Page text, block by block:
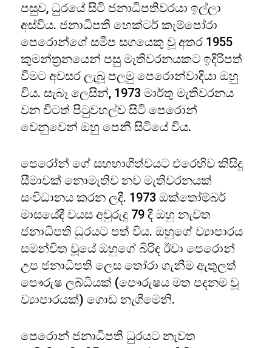
පසුව, ධුරයේ සිටි ජනාධිපතිවරයා ඉල්ලා
අස්විය. ජනාධිපති හෙක්ටර් කැම්පෝරා
පෙරොන්ගේ සමීප සගයෙකු වූ අතර 1955
කුමන්ත්‍රනයෙන් පසු මැතිවරනයකට ඉදිරිපත්
වීමට අවසර ලැබූ පලමු පෙරොන්වාදියා ඔහු
විය. සැබෑ ලෙසින්, 1973 මාර්තු මැතිවරනය
වන විටත් පිටුවහල්ව සිටි පෙරොන්
වෙනුවෙන් ඔහු පෙනී සිටියේ විය.
පෙරෝන් ගේ සහභාගීත්වයට එරෙහිව කිසිදු
සීමාවක් නොමැතිව නව මැතිවරනයක්
සංවිධානය කරන ලදී. 1973 ඔක්තෝම්බර්
මාසයේදී වයස අවුරුදු 79 දී ඔහු නැවත
ජනාධිපති ධුරයට පත් විය. ඔහුගේ ව්‍යාපාරය
සමන්විත වූයේ ඔහුගේ බිරිඳ ඊවා පෙරොන්
උප ජනාධිපති ලෙස තෝරා ගැනීම ඇතුලත්
පෞරුෂ ලබ්ධියක් (පෞරුෂය මත පදනම වූ
ව්‍යාපාරයක්) ගොඩ නැගීමෙනි.
පෙරොන් ජනාධිපති ධුරයට නැවත